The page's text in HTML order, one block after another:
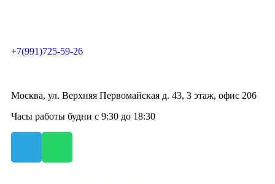
+7(991)725-59-26
Москва, ул. Верхняя Первомайская д. 43, 3 этаж, офис 206
Часы работы будни с 9:30 до 18:30